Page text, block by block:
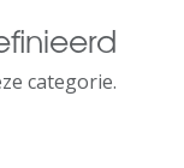
categorie.